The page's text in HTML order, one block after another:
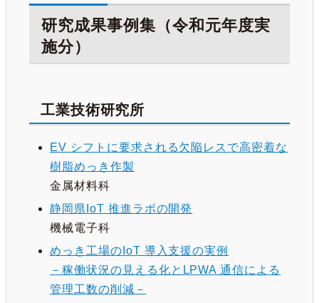
研究成果事例集（令和元年度実
施分）
工業技術研究所
EV シフトに要求される欠陥レスで高密着な
樹脂めっき作製
金属材料科
静岡県IoT 推進ラボの開発
機械電子科
めっき工場のIoT 導入支援の実例
－稼働状況の見える化とLPWA 通信による
管理工数の削減－